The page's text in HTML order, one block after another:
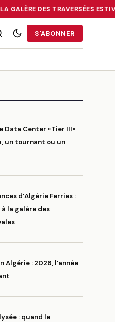
DES TRAVERSÉES
DES TRAVERSÉES
S'ABONNER
Data Center «Tier III»
un tournant ou un
d’Algérie Ferries :
la galère des
Algérie : 2026, l’année
: quand le